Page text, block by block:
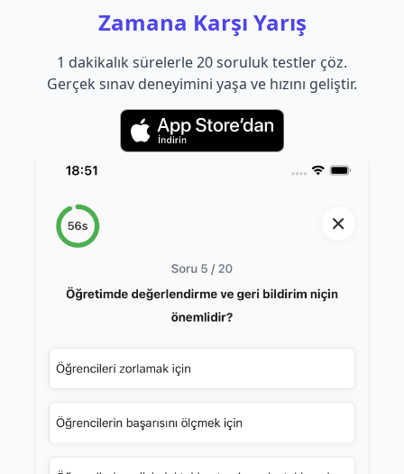
Zamana Karşı Yarış
1 dakikalık sürelerle 20 soruluk testler çöz.
Gerçek sınav deneyimini yaşa ve hızını geliştir.